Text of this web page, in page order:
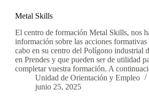
Metal Skills
El centro de formación Metal Skills, nos
información sobre las acciones formativas
cabo en su centro del Polígono industrial
en Prendes y que pueden ser de utilidad
completar vuestra formación. A
Unidad de Orientación y Empleo
junio 25, 2025